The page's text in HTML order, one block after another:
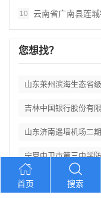
10 云南省广南县莲
您想找？
山东莱州滨海生态省
吉林中国银行股份有
山东济南遥墙机场二
宁夏中卫市第三中学
新疆农商银行和田中
首页 搜索